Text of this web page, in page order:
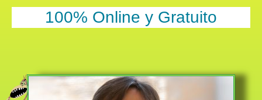
100% Online y Gratuito